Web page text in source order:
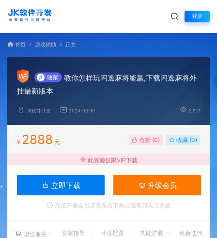
登录
首页 游戏辅助 正文
# 独家
教你怎样玩闲逸麻将能赢,下载闲逸麻将外
挂最新版本
JK软件开发 2024-06-10 2,517
¥ 2888 元 点赞 (0) 收藏 (0)
此资源仅限VIP下载
立即下载 升级会员
充值开通会员请联系右下角在线客服人工充值
增值服务： 安装指导 环境配置 功能扩展 更新迭代